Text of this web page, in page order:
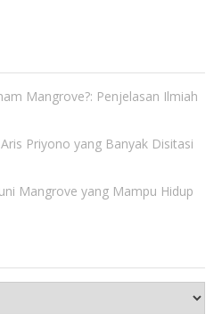
Mangrove?: Penjelasan Ilmiah
Priyono yang Banyak Disitasi
Mangrove yang Mampu Hidup